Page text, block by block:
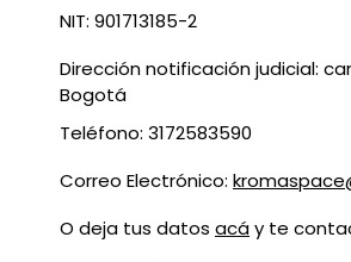
NIT: 901713185-2
Dirección notificación judicial:
Bogotá
Teléfono: 3172583590
Correo Electrónico:
O deja tus datos acáy te